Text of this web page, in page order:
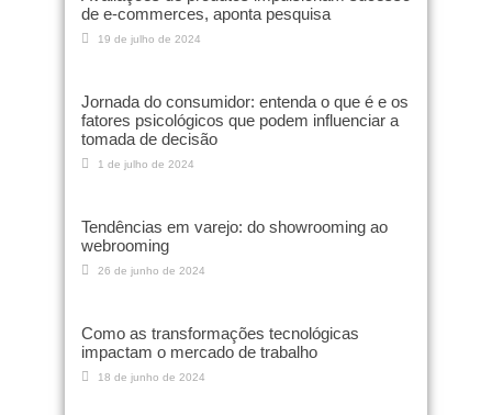
de e-commerces, aponta pesquisa
19 de julho de 2024
Jornada do consumidor: entenda o que é e os
fatores psicológicos que podem influenciar a
tomada de decisão
1 de julho de 2024
Tendências em varejo: do showrooming ao
webrooming
26 de junho de 2024
Como as transformações tecnológicas
impactam o mercado de trabalho
18 de junho de 2024